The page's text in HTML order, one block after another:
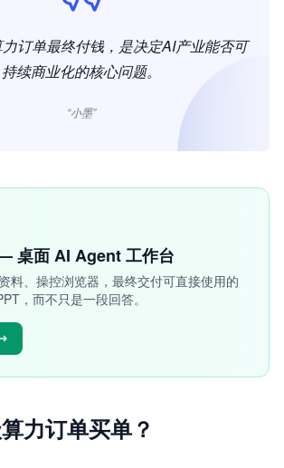
订单最终付钱，是决定AI产业能否可
持续商业化的核心问题。
“小墨”
桌面 AI Agent 工作台
料、操控浏览器，最终交付可直接使用的
，而不只是一段回答。
力订单买单？